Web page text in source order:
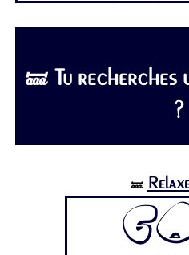
🝛 Tu recherches
?
🝛